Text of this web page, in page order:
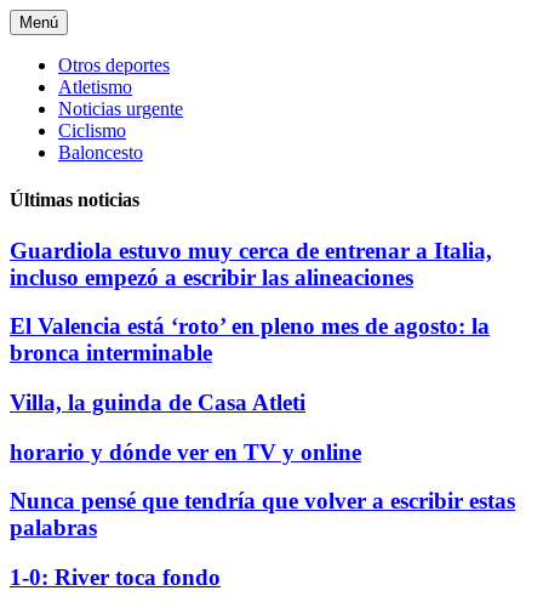
Saltar
al
contenido
Menú
Otros deportes
Atletismo
Noticias urgente
Ciclismo
Baloncesto
Últimas noticias
Guardiola estuvo muy cerca de entrenar a Italia,
incluso empezó a escribir las alineaciones
El Valencia está ‘roto’ en pleno mes de agosto: la
bronca interminable
Villa, la guinda de Casa Atleti
horario y dónde ver en TV y online
Nunca pensé que tendría que volver a escribir estas
palabras
1-0: River toca fondo